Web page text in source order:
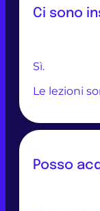
Ci sono
Sì.
Le lezioni
Posso